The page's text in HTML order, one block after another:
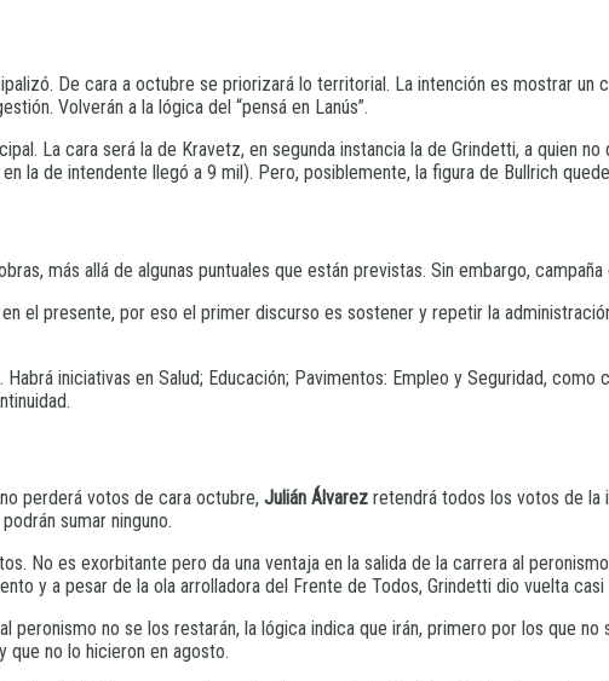
De cara a octubre se priorizará lo territorial. La intención es mostrar un
Volverán a la lógica del “pensá en Lanús”.
La cara será la de Kravetz, en segunda instancia la de Grindetti, a quien
la de intendente llegó a 9 mil). Pero, posiblemente, la figura de Bullrich
más allá de algunas puntuales que están previstas. Sin embargo,
el presente, por eso el primer discurso es sostener y repetir la
iniciativas en Salud; Educación; Pavimentos: Empleo y Seguridad,
perderá votos de cara octubre, Julián Álvarez retendrá todos los votos de la
sumar ninguno.
No es exorbitante pero da una ventaja en la salida de la carrera al
y a pesar de la ola arrolladora del Frente de Todos, Grindetti dio vuelta
peronismo no se los restarán, la lógica indica que irán, primero por los que
que no lo hicieron en agosto.